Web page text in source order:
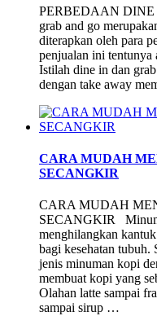
PERBEDAAN
grab and go
diterapkan oleh para
penjualan ini tentunya
Istilah dine in dan
dengan take away
CARA MUDAH
SECANGKIR
CARA MUDAH
SECANGKIR
menghilangkan
bagi kesehatan tubuh.
jenis minuman kopi
membuat kopi yang
Olahan latte sampai
sampai sirup …